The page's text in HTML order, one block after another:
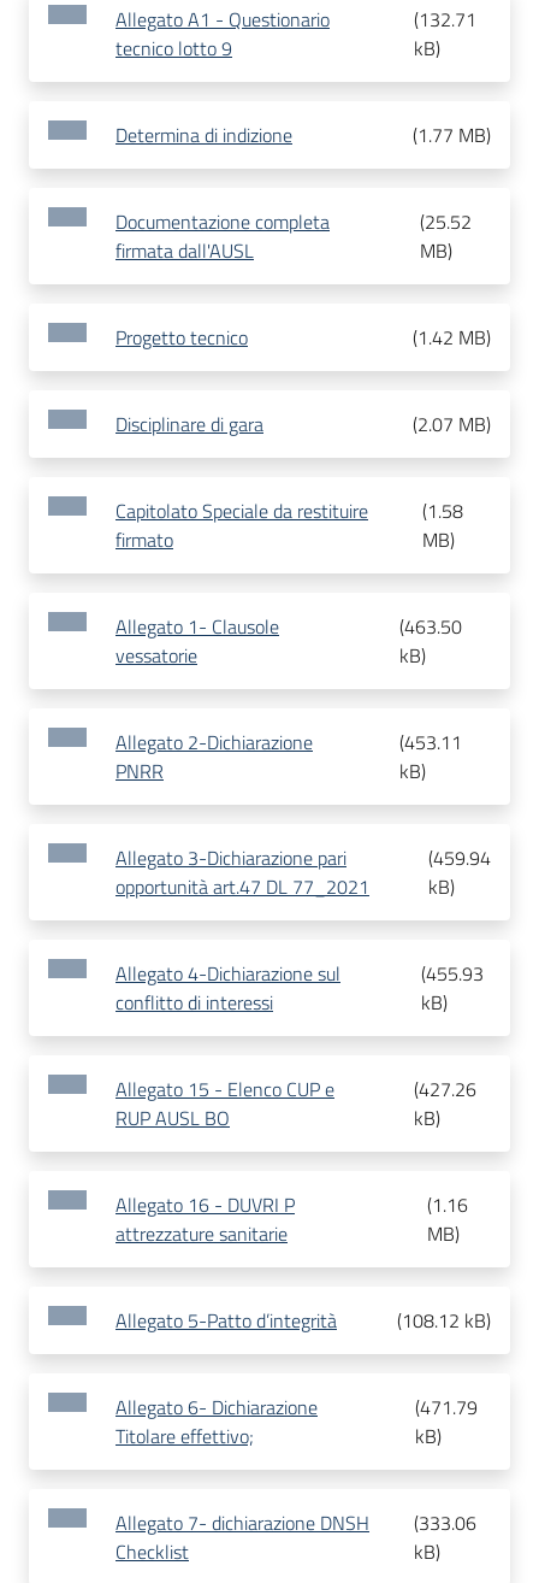
Allegato A1 - Questionario
tecnico lotto 9
(132.71
kB)
Determina di indizione (1.77 MB)
Documentazione completa
firmata dall'AUSL
(25.52
MB)
Progetto tecnico (1.42 MB)
Disciplinare di gara (2.07 MB)
Capitolato Speciale da restituire
firmato
(1.58
MB)
Allegato 1- Clausole
vessatorie
(463.50
kB)
Allegato 2-Dichiarazione
PNRR
(453.11
kB)
Allegato 3-Dichiarazione pari
opportunità art.47 DL 77_2021
(459.94
kB)
Allegato 4-Dichiarazione sul
conflitto di interessi
(455.93
kB)
Allegato 15 - Elenco CUP e
RUP AUSL BO
(427.26
kB)
Allegato 16 - DUVRI P
attrezzature sanitarie
(1.16
MB)
Allegato 5-Patto d’integrità (108.12 kB)
Allegato 6- Dichiarazione
Titolare effettivo;
(471.79
kB)
Allegato 7- dichiarazione DNSH
Checklist
(333.06
kB)